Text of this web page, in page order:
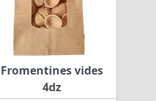
Fromentines vides
4dz